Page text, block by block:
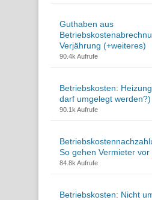
Guthaben aus
Verjährung (+weiteres)
90.4k Aufrufe
Betriebskosten:
darf umgelegt werden?)
90.1k Aufrufe
So gehen Vermieter
84.8k Aufrufe
Betriebskosten: Nicht